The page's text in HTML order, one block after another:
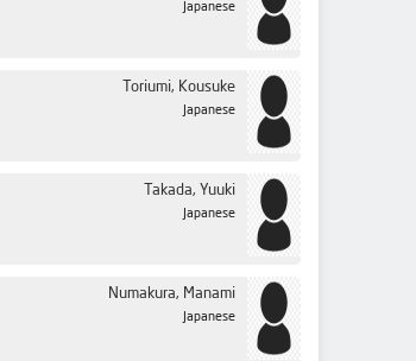
Japanese
Toriumi, Kousuke
Japanese
Takada, Yuuki
Japanese
Numakura, Manami
Japanese